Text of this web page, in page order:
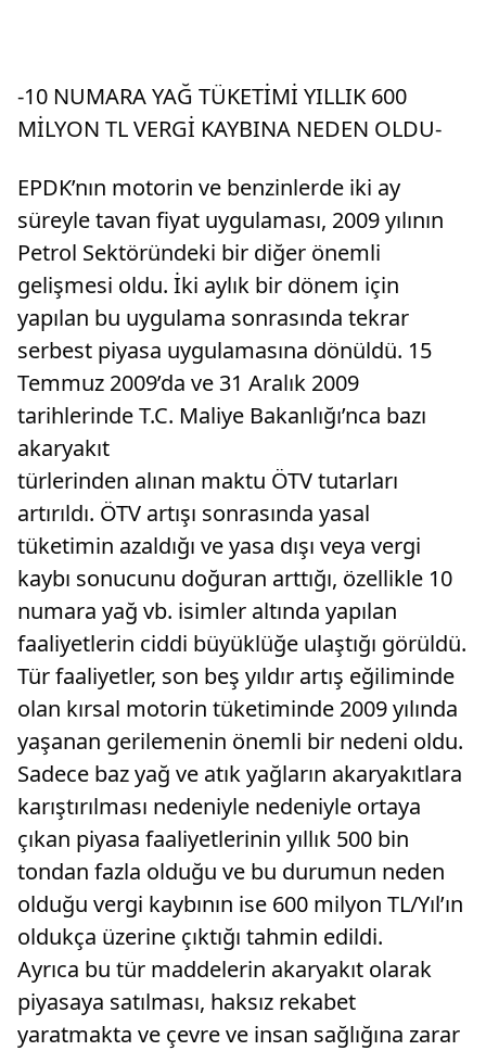
-10 NUMARA YAĞ TÜKETİMİ YILLIK 600
MİLYON TL VERGİ KAYBINA NEDEN OLDU-
EPDK’nın motorin ve benzinlerde iki ay
süreyle tavan fiyat uygulaması, 2009 yılının
Petrol Sektöründeki bir diğer önemli
gelişmesi oldu. İki aylık bir dönem için
yapılan bu uygulama sonrasında tekrar
serbest piyasa uygulamasına dönüldü. 15
Temmuz 2009’da ve 31 Aralık 2009
tarihlerinde T.C. Maliye Bakanlığı’nca bazı
akaryakıt
türlerinden alınan maktu ÖTV tutarları
artırıldı. ÖTV artışı sonrasında yasal
tüketimin azaldığı ve yasa dışı veya vergi
kaybı sonucunu doğuran arttığı, özellikle 10
numara yağ vb. isimler altında yapılan
faaliyetlerin ciddi büyüklüğe ulaştığı görüldü.
Tür faaliyetler, son beş yıldır artış eğiliminde
olan kırsal motorin tüketiminde 2009 yılında
yaşanan gerilemenin önemli bir nedeni oldu.
Sadece baz yağ ve atık yağların akaryakıtlara
karıştırılması nedeniyle nedeniyle ortaya
çıkan piyasa faaliyetlerinin yıllık 500 bin
tondan fazla olduğu ve bu durumun neden
olduğu vergi kaybının ise 600 milyon TL/Yıl’ın
oldukça üzerine çıktığı tahmin edildi.
Ayrıca bu tür maddelerin akaryakıt olarak
piyasaya satılması, haksız rekabet
yaratmakta ve çevre ve insan sağlığına zarar